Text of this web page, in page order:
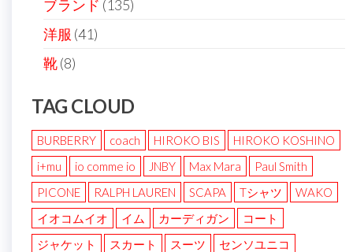
ブランド (135)
洋服 (41)
靴(8)
TAG CLOUD
BURBERRY coach HIROKO BIS
HIROKO KOSHINO
i+mu
io comme io JNBY Max Mara
Paul Smith
PICONE
RALPH LAUREN SCAPA Tシャツ
WAKO
イオコムイオ
イム カーディガン
コート
ジャケット
スカート スーツ
センソユニコ